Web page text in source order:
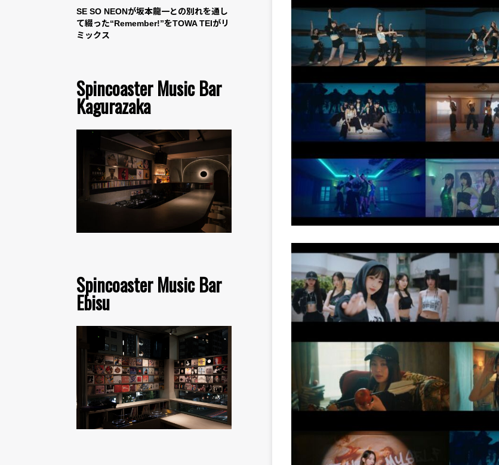
SE SO NEONが坂本龍一との別れを通し
て綴った“Remember!”をTOWA TEIがリ
ミックス
Spincoaster Music Bar
Kagurazaka
Spincoaster Music Bar
Ebisu